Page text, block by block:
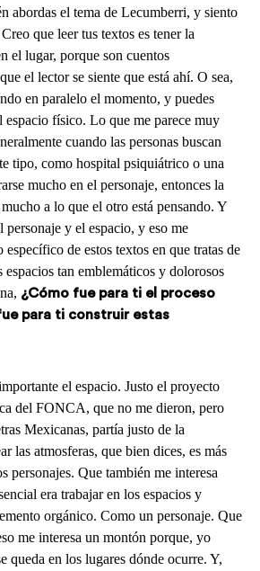
abordas el tema de Lecumberri, y siento
que leer tus textos es tener la
el lugar, porque son cuentos
el lector se siente que está ahí. O sea,
en paralelo el momento, y puedes
espacio físico. Lo que me parece muy
cuando las personas buscan
tipo, como hospital psiquiátrico o una
mucho en el personaje, entonces la
a lo que el otro está pensando. Y
personaje y el espacio, y eso me
de estos textos en que tratas de
espacios tan emblemáticos y dolorosos
¿Cómo fue para ti el proceso
para ti construir estas
el espacio. Justo el proyecto
del FONCA, que no me dieron, pero
Mexicanas, partía justo de la
las atmosferas, que bien dices, es más
personajes. Que también me interesa
era trabajar en los espacios y
orgánico. Como un personaje. Que
me interesa un montón porque, yo
queda en los lugares dónde ocurre. Y,